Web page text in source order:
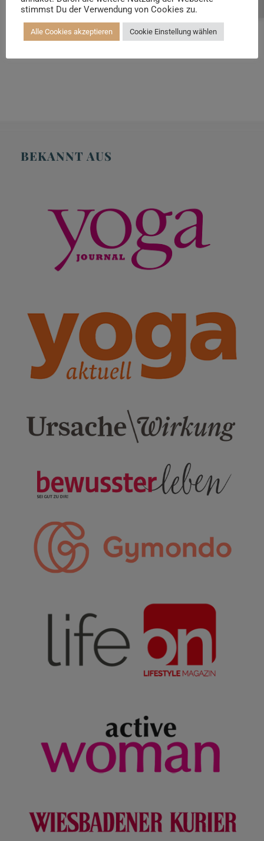
999,00 €
BEKANNT AUS
stimmst Du der Verwendung von Cookies zu.
Alle Cookies akzeptieren Cookie Einstellung wählen